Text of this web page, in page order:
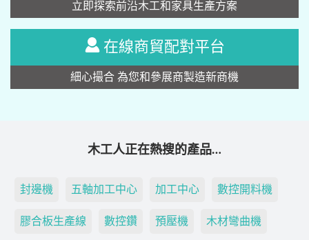
立即探索前沿木工和家具生產方案
在線商貿配對平台
細心撮合 為您和參展商製造新商機
木工人正在熱搜的產品…
封邊機 五軸加工中心 加工中心 數控開料機
膠合板生產線 數控鑽 預壓機 木材彎曲機